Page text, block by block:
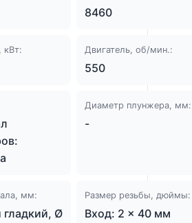
8460
кВт: Двигатель, об/мин.:
550
Диаметр плунжера, мм:
-
мм:
гладкий, Ø
Размер резьбы, дюймы:
Вход: 2 × 40 мм